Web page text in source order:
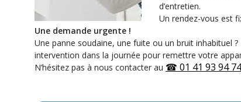
d’entretien.
Un rendez-vous est
Une demande urgente !
Une panne soudaine, une fuite ou un bruit inhabituel
intervention dans la journée pour remettre votre
N’hésitez pas à nous contacter au ☎ 01 41 93 94 74